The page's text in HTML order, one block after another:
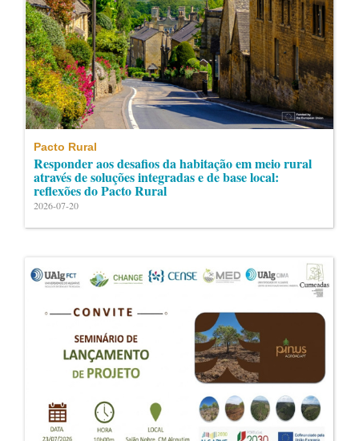
Pacto Rural
Responder aos desafios da habitação em meio rural
através de soluções integradas e de base local:
reflexões do Pacto Rural
2026-07-20